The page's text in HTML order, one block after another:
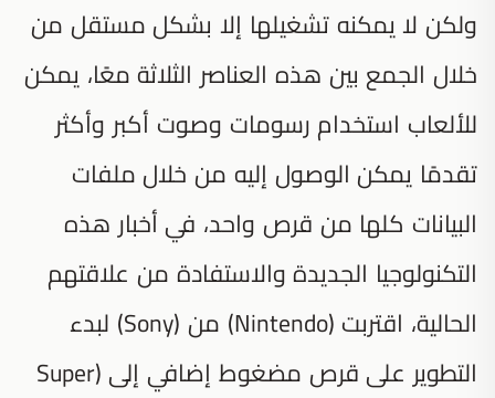
ولكن لا يمكنه تشغيلها إلا بشكل مستقل من
خلال الجمع بين هذه العناصر الثلاثة معًا، يمكن
للألعاب استخدام رسومات وصوت أكبر وأكثر
تقدمًا يمكن الوصول إليه من خلال ملفات
البيانات كلها من قرص واحد، في أخبار هذه
التكنولوجيا الجديدة والاستفادة من علاقتهم
الحالية، اقتربت (Nintendo) من (Sony) لبدء
التطوير على قرص مضغوط إضافي إلى (Super